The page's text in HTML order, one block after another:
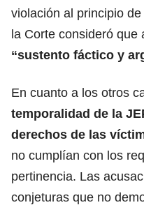
violación al principio
la Corte consideró que
“sustento fáctico y
En cuanto a los otros
temporalidad de la
derechos de las
no cumplían con los
pertinencia. Las
conjeturas que no